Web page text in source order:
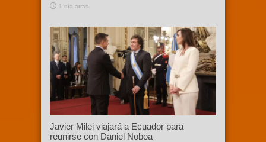
1 día atras
Javier Milei viajará a Ecuador para
reunirse con Daniel Noboa